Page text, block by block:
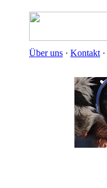
Über uns · Kontakt ·